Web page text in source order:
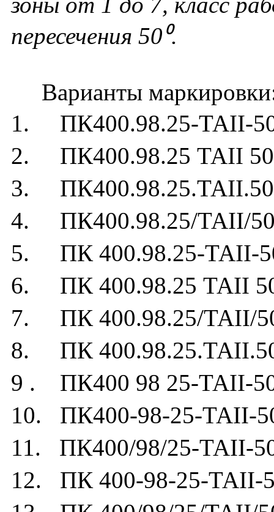
пересечения 50⁰.
Варианты
1. ПК400.98.25-ТАII-
2. ПК400.98.25 ТАII
3.
4. ПК400.98.25/ТАII/
5. ПК 400.98.25-ТАII-
6. ПК 400.98.25 ТАII
7. ПК 400.98.25/ТАII/
8. ПК
9 . ПК400 98 25-ТАII-
10. ПК400-98-25-ТАII-
11. ПК400/98/25-ТАII-
12. ПК 400-98-25-ТАII-